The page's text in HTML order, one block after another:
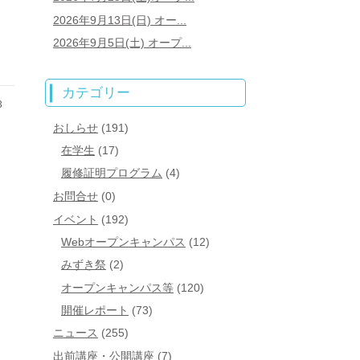
2026年9月13日(日) オー...
2026年9月5日(土) オープ...
カテゴリー
おしらせ (191)
在学生 (17)
履修証明プログラム (4)
お問合せ (0)
イベント (192)
Webオープンキャンパス (12)
みずき祭 (2)
オープンキャンパス等 (120)
開催レポート (73)
ニュース (255)
出前講座・公開講座 (7)